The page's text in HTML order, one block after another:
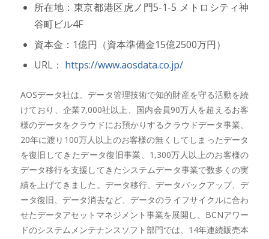
所在地：東京都港区虎ノ門5-1-5 メトロシティ神
谷町ビル4F
資本金：1億円（資本準備金15億2500万円）
URL： https://www.aosdata.co.jp/
AOSデータ社は、データ管理技術で知的財産を守る活動を続
けており、企業7,000社以上、国内会員90万人を超えるお客
様のデータをクラウドにお預かりするクラウドデータ事業、
20年に渡り100万人以上のお客様の無くしてしまったデータ
を復旧してきたデータ復旧事業、1,300万人以上のお客様の
データ移行を支援してきたシステムデータ事業で数多くの実
績を上げてきました。データ移行、データバックアップ、デ
ータ復旧、データ消去など、データのライフサイクルに合わ
せたデータアセットマネジメント事業を展開し、BCNアワー
ドのシステムメンテナンスソフト部門では、14年連続販売本